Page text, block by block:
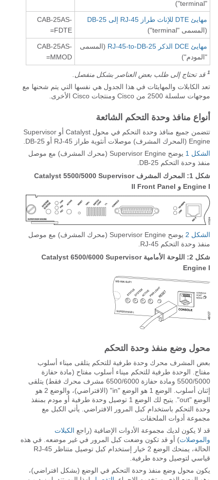
"terminal")
مهايئ DTE للإناث طراز RJ-45 إلى DB-25
(المسمى "terminal")
CAB-25AS-
FDTE=
مهايئ DCE الذكر RJ-45-to-DB-25
(المسمى
"المودم")
CAB-25AS-
MMOD=
1 قد تحتاج إلى طلب بعض العناصر بشكل منفصل.
تعد الكابلات والمهايئات في هذا الجدول هي نفسها التي يتم شحنها مع
موجهات سلسلة 2500 من Cisco ومنتجات Cisco الأخرى.
أنواع منافذ وحدة التحكم الشائعة
تتضمن جميع منافذ وحدة التحكم في محول Catalyst أو Supervisor
Engine (المحرك المشرف) موصلات أنثوية طراز RJ-45 أو DB-25.
الشكل 1
يوضح Supervisor Engine (محرك المشرف) مع موصل
منفذ وحدة التحكم DB-25.
شكل 1: المحرك المشرف Catalyst 5500/5000 Supervisor
Engine I و II Front Panel
الشكل 2
يوضح Supervisor Engine (محرك المشرف) مع موصل
منفذ وحدة التحكم RJ-45.
شكل 2: اللوحة الأمامية Catalyst 6500/6000 Supervisor
Engine I
محول وضع منفذ وحدة التحكم
بعض المشرف محرك وحدة طرفية للتحكم يتلقى ميناء أسلوب
مفتاح. الوحدة طرفية للتحكم ميناء أسلوب مفتاح (مادة حفازة
5500/5000 ومادة حفازة 6500/6000 مشرف محرك فقط) يتلقى
إثنان أسلوب. الوضع 1 هو الوضع "in" (الافتراضي)، والوضع 2 هو
الوضع "out". يتيح لك الوضع 1 توصيل وحدة طرفية أو مودم بمنفذ
وحدة التحكم باستخدام كبل المرور الافتراضي. يأتي الكبل مع
مجموعة أدوات الملحقات.
قد لا يكون لديك مجموعة الأدوات الإضافية (راجع الكبلات
والموصلات) أو قد تكون وضعت كبل المرور في غير موضعه. في هذه
الحالة، يمنحك الوضع 2 خيار إستخدام كبل توصيل متناظر RJ-45
قياسي لتوصيل وحدة طرفية.
يكون محول وضع منفذ وحدة التحكم في الوضع (بشكل افتراضي)،